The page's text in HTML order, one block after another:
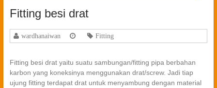
Fitting besi drat
wardhanaiwan Fitting
Fitting besi drat yaitu suatu sambungan/fitting pipa berbahan
karbon yang koneksinya menggunakan drat/screw. Jadi tiap
ujung fitting terdapat drat untuk menyambung dengan material